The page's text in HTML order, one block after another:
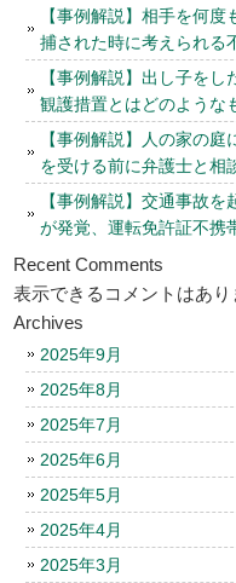
【事例解説】相手を何
捕された時に考えられる
【事例解説】出し子を
観護措置とはどのような
【事例解説】人の家の
を受ける前に弁護士と相
【事例解説】交通事故
が発覚、運転免許証不携
Recent Comments
表示できるコメントはあり
Archives
2025年9月
2025年8月
2025年7月
2025年6月
2025年5月
2025年4月
2025年3月